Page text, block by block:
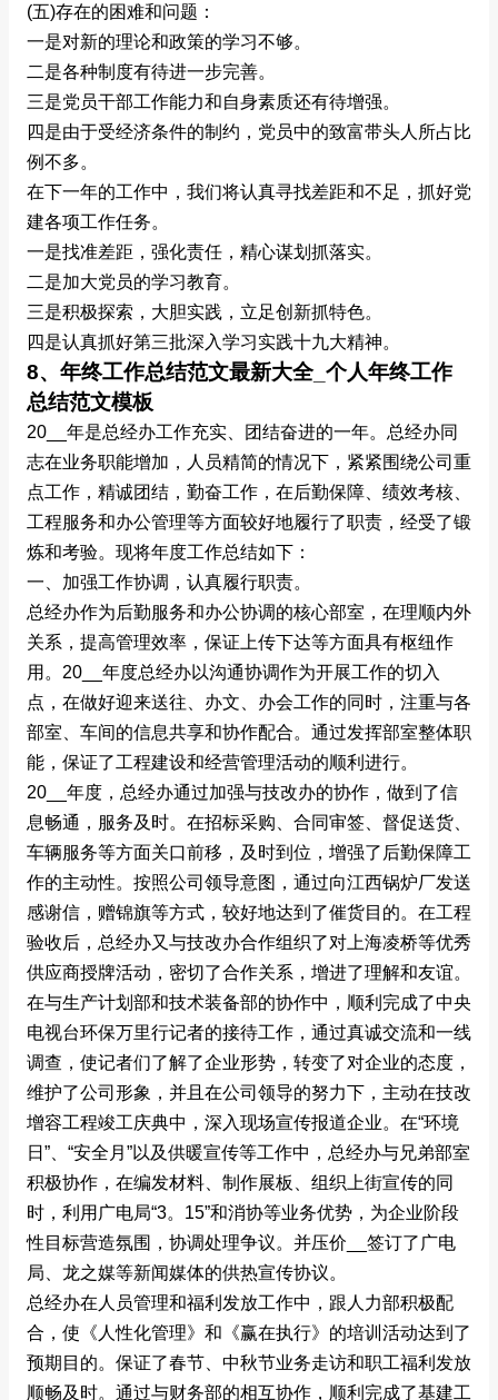
(五)存在的困难和问题：
一是对新的理论和政策的学习不够。
二是各种制度有待进一步完善。
三是党员干部工作能力和自身素质还有待增强。
四是由于受经济条件的制约，党员中的致富带头人所占比
例不多。
在下一年的工作中，我们将认真寻找差距和不足，抓好党
建各项工作任务。
一是找准差距，强化责任，精心谋划抓落实。
二是加大党员的学习教育。
三是积极探索，大胆实践，立足创新抓特色。
四是认真抓好第三批深入学习实践十九大精神。
8、年终工作总结范文最新大全_个人年终工作
总结范文模板
20__ 年是总经办工作充实、团结奋进的一年。总经办同
志在业务职能增加，人员精简的情况下，紧紧围绕公司重
点工作，精诚团结，勤奋工作，在后勤保障、绩效考核、
工程服务和办公管理等方面较好地履行了职责，经受了锻
炼和考验。现将年度工作总结如下：
一、加强工作协调，认真履行职责。
总经办作为后勤服务和办公协调的核心部室，在理顺内外
关系，提高管理效率，保证上传下达等方面具有枢纽作
用。20__ 年度总经办以沟通协调作为开展工作的切入
点，在做好迎来送往、办文、办会工作的同时，注重与各
部室、车间的信息共享和协作配合。通过发挥部室整体职
能，保证了工程建设和经营管理活动的顺利进行。
20__ 年度，总经办通过加强与技改办的协作，做到了信
息畅通，服务及时。在招标采购、合同审签、督促送货、
车辆服务等方面关口前移，及时到位，增强了后勤保障工
作的主动性。按照公司领导意图，通过向江西锅炉厂发送
感谢信，赠锦旗等方式，较好地达到了催货目的。在工程
验收后，总经办又与技改办合作组织了对上海凌桥等优秀
供应商授牌活动，密切了合作关系，增进了理解和友谊。
在与生产计划部和技术装备部的协作中，顺利完成了中央
电视台环保万里行记者的接待工作，通过真诚交流和一线
调查，使记者们了解了企业形势，转变了对企业的态度，
维护了公司形象，并且在公司领导的努力下，主动在技改
增容工程竣工庆典中，深入现场宣传报道企业。在“环境
日”、“安全月”以及供暖宣传等工作中，总经办与兄弟部室
积极协作，在编发材料、制作展板、组织上街宣传的同
时，利用广电局“3。15”和消协等业务优势，为企业阶段
性目标营造氛围，协调处理争议。并压价__ 签订了广电
局、龙之媒等新闻媒体的供热宣传协议。
总经办在人员管理和福利发放工作中，跟人力部积极配
合，使《人性化管理》和《赢在执行》的培训活动达到了
预期目的。保证了春节、中秋节业务走访和职工福利发放
顺畅及时。通过与财务部的相互协作，顺利完成了基建工